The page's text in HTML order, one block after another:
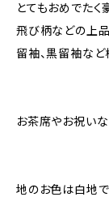
とてもおめでたく
飛び柄などの上品
留袖、黒留袖な
お茶席やお祝いな
地のお色は白地で